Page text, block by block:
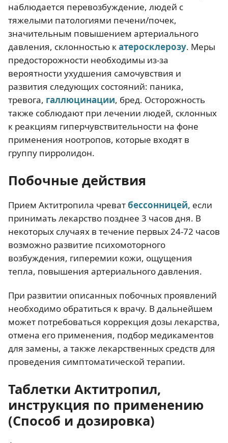
наблюдается перевозбуждение, людей с
тяжелыми патологиями печени/почек,
значительным повышением артериального
давления, склонностью катеросклерозу. Меры
предосторожности необходимы из-за
вероятности ухудшения самочувствия и
развития следующих состояний: паника,
тревога, галлюцинации, бред. Осторожность
также соблюдают при лечении людей, склонных
к реакциям гиперчувствительности на фоне
применения ноотропов, которые входят в
группу пирролидон.
Побочные действия
Прием Актитропила чреватбессонницей, если
принимать лекарство позднее 3 часов дня. В
некоторых случаях в течение первых 24-72 часов
возможно развитие психомоторного
возбуждения, гиперемии кожи, ощущения
тепла, повышения артериального давления.
При развитии описанных побочных проявлений
необходимо обратиться к врачу. В дальнейшем
может потребоваться коррекция дозы лекарства,
отмена его применения, подбор медикаментов
для замены, а также лекарственных средств для
проведения симптоматической терапии.
Таблетки Актитропил,
инструкция по применению
(Способ и дозировка)